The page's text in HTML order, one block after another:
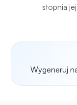
stopnia
Wygeneruj